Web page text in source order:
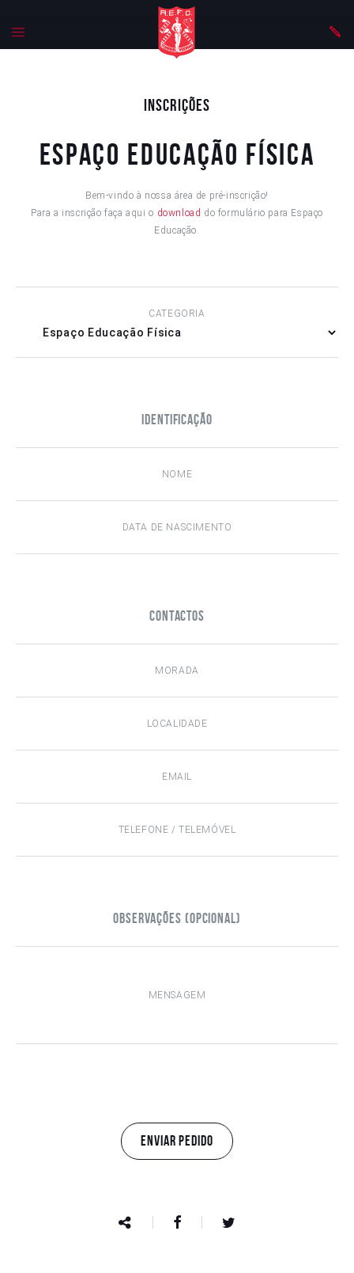
Inscrições
Espaço Educação Física
Bem-vindo à nossa área de pré-inscrição!
Para a inscrição faça aqui o download do formulário para Espaço
Educação.
Identificação
Contactos
Observações (opcional)
ENVIAR PEDIDO